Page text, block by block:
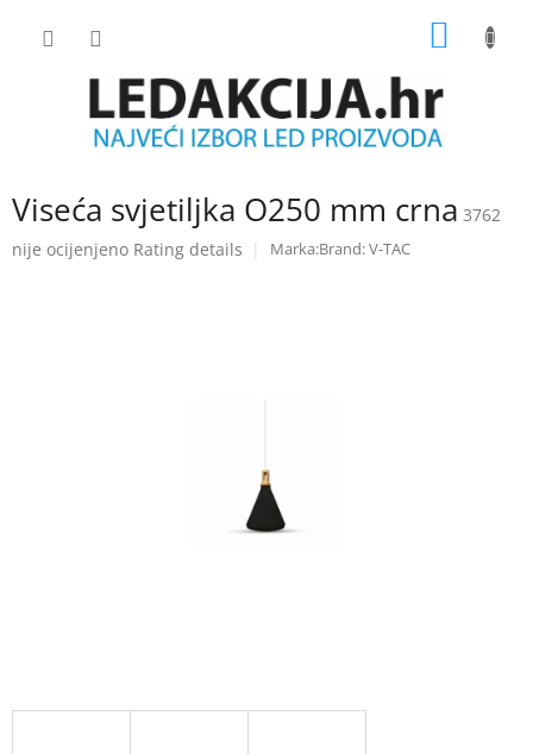
Viseća svjetiljka O250 mm crna 3762
The
nije ocijenjeno Rating details Brand:V-TAC